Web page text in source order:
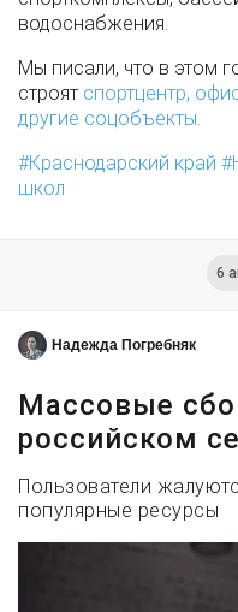
водоснабжения.
Мы писали, что в этом
строят спортцентр,
другие соцобъекты.
Краснодарский край
школ
6
Надежда Погребняк
Массовые
российском
Пользователи
популярные ресурсы